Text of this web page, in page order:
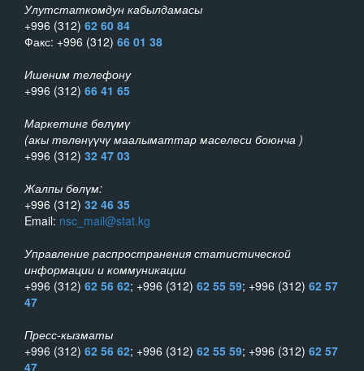
Улутстаткомдун кабылдамасы
+996 (312) 62 60 84
Факс: +996 (312) 66 01 38
Ишеним телефону
+996 (312) 66 41 65
Маркетинг бөлүмү
(акы төлөнүүчү маалыматтар маселеси боюнча )
+996 (312) 32 47 03
Жалпы бөлүм:
+996 (312) 32 46 35
Email: nsc_mail@stat.kg
Управление распространения статистической
информации и коммуникации
+996 (312) 62 56 62; +996 (312) 62 55 59; +996 (312) 62 57
47
Пресс-кызматы
+996 (312) 62 56 62; +996 (312) 62 55 59; +996 (312) 62 57
47